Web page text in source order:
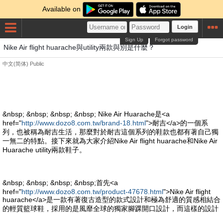
Available on
Login
Forgot password
Sign Up
Nike Air flight huarache與utility兩款與別是什麼？
中文(简体) Public
&nbsp; &nbsp; &nbsp; &nbsp; Nike Air Huarache是<a
href="http://www.dozo8.com.tw/brand-18.html">耐吉</a>的一個系
列，也被稱為耐吉生活，那麼對於耐吉這個系列的鞋款也都有著自己獨
一無二的特點。接下來就為大家介紹Nike Air flight huarache和Nike Air
Huarache utility兩款鞋子。
&nbsp; &nbsp; &nbsp; &nbsp;首先<a
href="http://www.dozo8.com.tw/product-47678.html">Nike Air flight
huarache</a>是一款有著復古造型的款式設計和極為舒適的質感相結合
的輕質籃球鞋，採用的是風靡全球的獨家腳踝開口設計，而這樣的設計